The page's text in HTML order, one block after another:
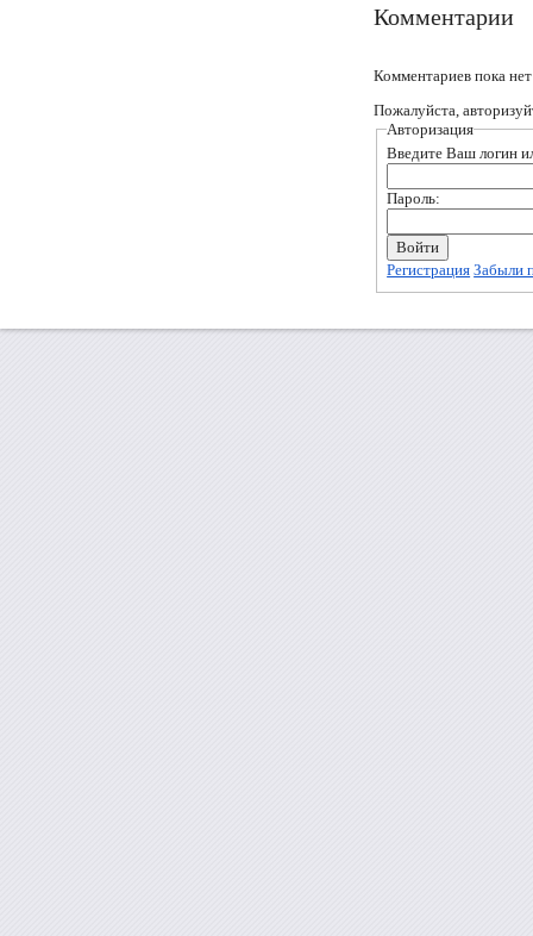
Комментарии
Комментариев пока нет
Пожалуйста,
Авторизация
Введите Ваш логин
Пароль:
Регистрация Забыли